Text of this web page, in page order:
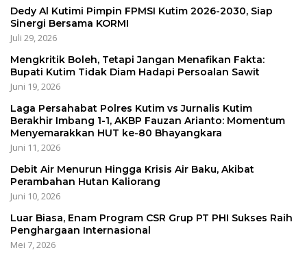
Dedy Al Kutimi Pimpin FPMSI Kutim 2026-2030, Siap
Sinergi Bersama KORMI
Juli 29, 2026
Mengkritik Boleh, Tetapi Jangan Menafikan Fakta:
Bupati Kutim Tidak Diam Hadapi Persoalan Sawit
Juni 19, 2026
Laga Persahabat Polres Kutim vs Jurnalis Kutim
Berakhir Imbang 1-1, AKBP Fauzan Arianto: Momentum
Menyemarakkan HUT ke-80 Bhayangkara
Juni 11, 2026
Debit Air Menurun Hingga Krisis Air Baku, Akibat
Perambahan Hutan Kaliorang
Juni 10, 2026
Luar Biasa, Enam Program CSR Grup PT PHI Sukses Raih
Penghargaan Internasional
Mei 7, 2026